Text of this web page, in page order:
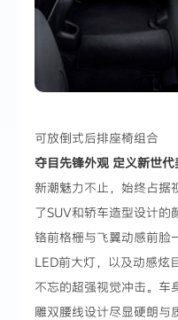
可放倒式后排座椅组合
夺目先锋外观 定义新世代
新潮魅力不止，始终占据
了SUV和轿车造型设计的
铬前格栅与飞翼动感前脸
LED前大灯，以及动感炫
不忘的超强视觉冲击。车
雕双腰线设计尽显硬朗与